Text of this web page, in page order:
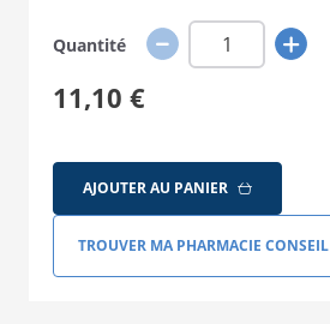
Quantité
11,10 €
AJOUTER AU PANIER
TROUVER MA PHARMACIE CONSEIL